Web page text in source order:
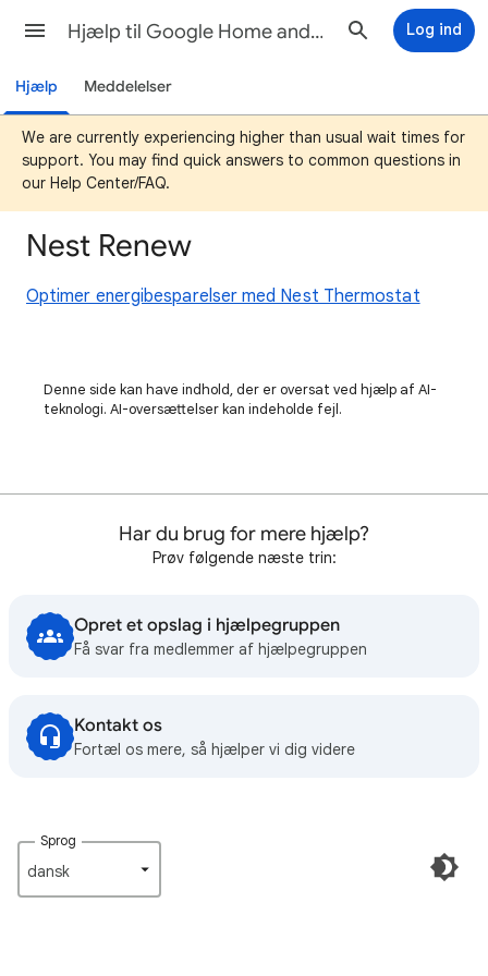
Hjælp til Google Home and Nest Log ind
Hjælp Meddelelser
We are currently experiencing higher than usual wait times for
support. You may find quick answers to common questions in
our Help Center/FAQ.
Nest Renew
Optimer energibesparelser med Nest Thermostat
Denne side kan have indhold, der er oversat ved hjælp af AI-
teknologi. AI-oversættelser kan indeholde fejl.
Har du brug for mere hjælp?
Prøv følgende næste trin:
Opret et opslag i hjælpegruppen
Få svar fra medlemmer af hjælpegruppen
Kontakt os
Fortæl os mere, så hjælper vi dig videre
Sprog
dansk‎